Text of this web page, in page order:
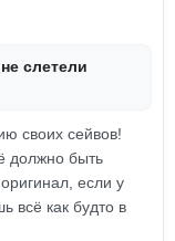
слетели
своих сейвов!
должно быть
если у
всё как будто в